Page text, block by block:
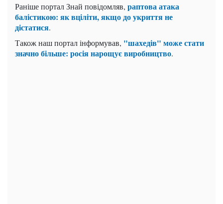
Раніше портал Знай повідомляв, раптова атака
балістикою: як вціліти, якщо до укриття не
дістатися.
Також наш портал інформував, "шахедів" може стати
значно більше: росія нарощує виробництво.